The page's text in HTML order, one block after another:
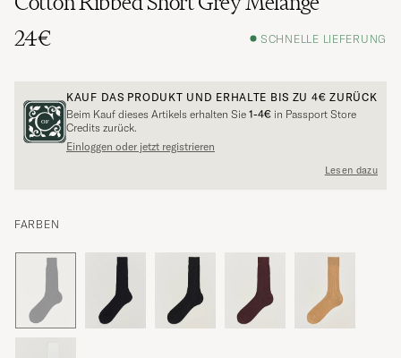
24€
SCHNELLE LIEFERUNG
KAUF DAS PRODUKT UND ERHALTE BIS ZU 4€ ZURÜCK
Beim Kauf dieses Artikels erhalten Sie 1-4€ in Passport Store
Credits zurück.
Einloggen oder jetzt registrieren
Lesen dazu
FARBEN